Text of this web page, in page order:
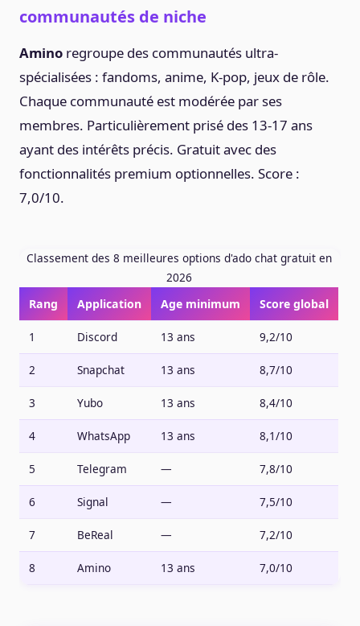
communautés de niche
Amino regroupe des communautés ultra-
spécialisées : fandoms, anime, K-pop, jeux de rôle.
Chaque communauté est modérée par ses
membres. Particulièrement prisé des 13-17 ans
ayant des intérêts précis. Gratuit avec des
fonctionnalités premium optionnelles. Score :
7,0/10.
Classement des 8 meilleures options d'ado chat gratuit en
2026
Rang
Application Age minimum Score global
1 Discord 13 ans 9,2/10
2 Snapchat 13 ans 8,7/10
3 Yubo 13 ans 8,4/10
4 WhatsApp 13 ans 8,1/10
5 Telegram — 7,8/10
6 Signal — 7,5/10
7 BeReal — 7,2/10
8 Amino 13 ans 7,0/10